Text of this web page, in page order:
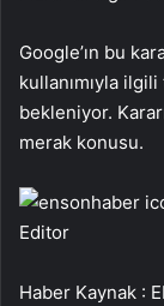
Google’ın bu
kullanımıyla
bekleniyor.
merak konusu.
Editor
Haber Kaynak :